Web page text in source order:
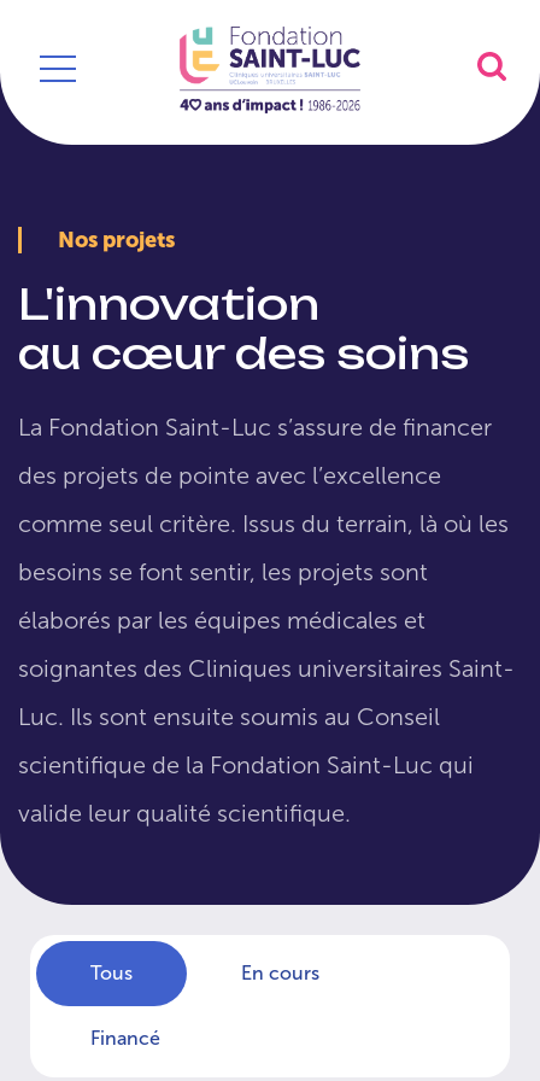
Nos projets
L'innovation
au cœur des soins
La Fondation Saint-Luc s’assure de financer
des projets de pointe avec l’excellence
comme seul critère. Issus du terrain, là où les
besoins se font sentir, les projets sont
élaborés par les équipes médicales et
soignantes des Cliniques universitaires Saint-
Luc. Ils sont ensuite soumis au Conseil
scientifique de la Fondation Saint-Luc qui
valide leur qualité scientifique.
Tous En cours
Financé